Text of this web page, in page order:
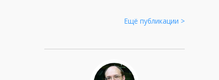
Ещё публикации >